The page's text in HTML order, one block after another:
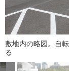
敷地内の略図。自
る